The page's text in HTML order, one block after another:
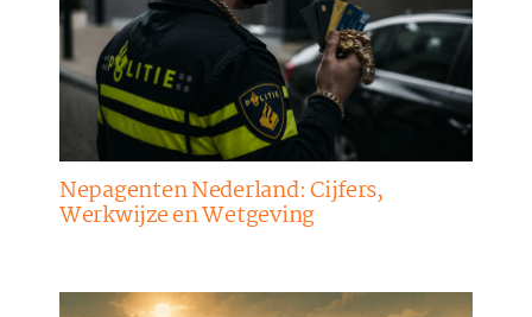
Nepagenten Nederland: Cijfers,
Werkwijze en Wetgeving